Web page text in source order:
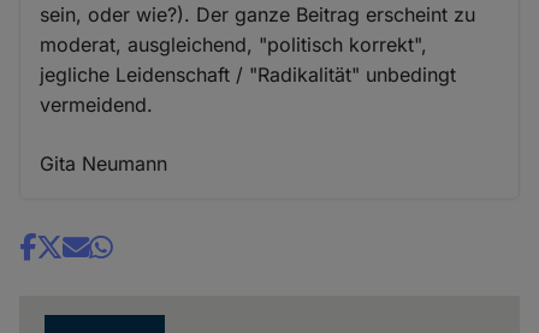
sein, oder wie?). Der ganze Beitrag erscheint zu
moderat, ausgleichend, "politisch korrekt",
jegliche Leidenschaft / "Radikalität" unbedingt
vermeidend.
Gita Neumann
Share